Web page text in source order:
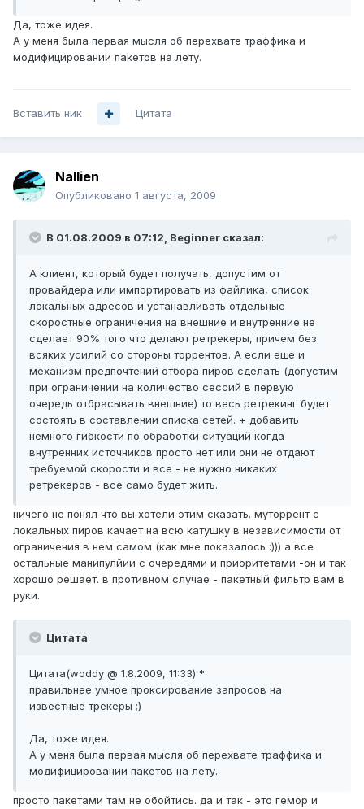
Да, тоже идея.
А у меня была первая мысля об перехвате траффика и
модифицировании пакетов на лету.
Вставить ник Цитата
Nallien
Опубликовано 1 августа, 2009
В 01.08.2009 в 07:12, Beginner сказал:
А клиент, который будет получать, допустим от
провайдера или импортировать из файлика, список
локальных адресов и устанавливать отдельные
скоростные ограничения на внешние и внутренние не
сделает 90% того что делают ретрекеры, причем без
всяких усилий со стороны торрентов. А если еще и
механизм предпочтений отбора пиров сделать (допустим
при ограничении на количество сессий в первую
очередь отбрасывать внешние) то весь ретрекинг будет
состоять в составлении списка сетей. + добавить
немного гибкости по обработки ситуаций когда
внутренних источников просто нет или они не отдают
требуемой скорости и все - не нужно никаких
ретрекеров - все само будет жить.
ничего не понял что вы хотели этим сказать. муторрент с
локальных пиров качает на всю катушку в независимости от
ограничения в нем самом (как мне показалось :))) а все
остальные манипулйии с очередями и приоритетами -он и так
хорошо решает. в противном случае - пакетный фильтр вам в
руки.
Цитата
Цитата(woddy @ 1.8.2009, 11:33) *
правильнее умное проксирование запросов на
известные трекеры ;)
Да, тоже идея.
А у меня была первая мысля об перехвате траффика и
модифицировании пакетов на лету.
просто пакетами там не обойтись. да и так - это гемор и